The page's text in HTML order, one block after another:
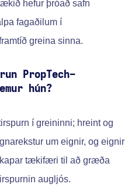
hefur þróað safn
fagaðilum í
greina sinna.
PropTech-
hún?
í greininni; hreint og
um eignir, og eignir
tækifæri til að græða
augljós.